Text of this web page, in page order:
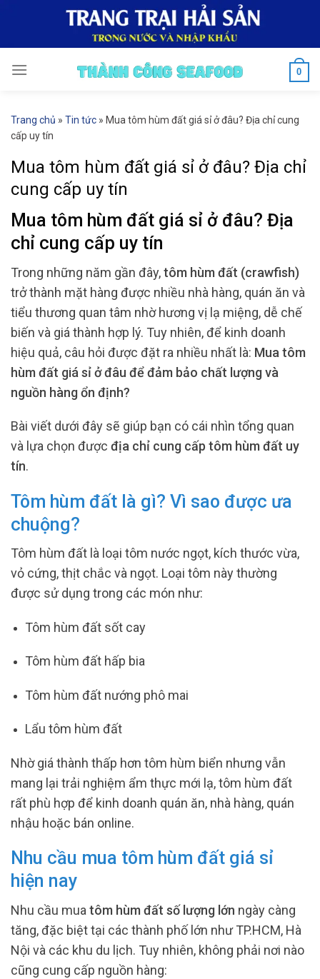
0
Trang chủ » Tin tức » Mua tôm hùm đất giá sỉ ở đâu? Địa chỉ cung
cấp uy tín
Mua tôm hùm đất giá sỉ ở đâu? Địa chỉ
cung cấp uy tín
Mua tôm hùm đất giá sỉ ở đâu? Địa
chỉ cung cấp uy tín
Trong những năm gần đây,tôm hùm đất (crawfish)
trở thành mặt hàng được nhiều nhà hàng, quán ăn và
tiểu thương quan tâm nhờ hương vị lạ miệng, dễ chế
biến và giá thành hợp lý. Tuy nhiên, để kinh doanh
hiệu quả, câu hỏi được đặt ra nhiều nhất là: Mua tôm
hùm đất giá sỉ ở đâu để đảm bảo chất lượng và
nguồn hàng ổn định?
Bài viết dưới đây sẽ giúp bạn có cái nhìn tổng quan
và lựa chọn được địa chỉ cung cấp tôm hùm đất uy
tín.
Tôm hùm đất là gì? Vì sao được ưa
chuộng?
Tôm hùm đất là loại tôm nước ngọt, kích thước vừa,
vỏ cứng, thịt chắc và ngọt. Loại tôm này thường
được sử dụng trong các món như:
Tôm hùm đất sốt cay
Tôm hùm đất hấp bia
Tôm hùm đất nướng phô mai
Lẩu tôm hùm đất
Nhờ giá thành thấp hơn tôm hùm biển nhưng vẫn
mang lại trải nghiệm ẩm thực mới lạ, tôm hùm đất
rất phù hợp để kinh doanh quán ăn, nhà hàng, quán
nhậu hoặc bán online.
Nhu cầu mua tôm hùm đất giá sỉ
hiện nay
Nhu cầu mua tôm hùm đất số lượng lớn ngày càng
tăng, đặc biệt tại các thành phố lớn như TP.HCM, Hà
Nội và các khu du lịch. Tuy nhiên, không phải nơi nào
cũng cung cấp nguồn hàng: